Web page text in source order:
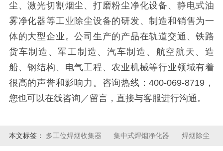
尘、激光切割烟尘、打磨粉尘净化设备、静电式油
雾净化器等工业除尘设备的研发、制造和销售为一
体的大型企业。公司生产的产品在轨道交通、铁路
货车制造、军工制造、汽车制造、航空航天、造
船、钢结构、电气工程、农业机械等行业领域有着
很高的声誉和影响力。咨询热线：400-069-8719，
您也可以在线咨询／留言，直接与客服进行沟通。
本文标签： 多工位焊烟收集器 集中式焊烟净化器 焊烟除尘